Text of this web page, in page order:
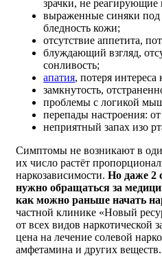
зрачки, не реагирующие
выраженные синяки под
бледность кожи;
отсутствие аппетита,
блуждающий взгляд,
сонливость;
апатия, потеря
замкнутость,
проблемы с логикой
перепады настроения:
неприятный запах изо
Симптомы не возникают в
их число растёт
наркозависимости. Но даже 2
нужно обращаться за
как можно раньше начать
частной клинике «Новый
от всех видов наркотической
цена на лечение солевой
амфетамина и других веществ.